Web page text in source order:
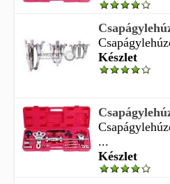
Készlet
...
Készlet